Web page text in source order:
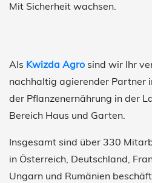
Mit Sicherheit wachsen.
Als Kwizda Agro sind wir Ihr
nachhaltig agierender Partner
der Pflanzenernährung in der
Bereich Haus und Garten.
Insgesamt sind über 330
in Österreich, Deutschland,
Ungarn und Rumänien